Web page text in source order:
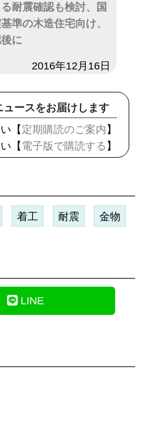
耐震確認も検討、国
準の木造住宅向け、
に
2016年12月16日
ースをお届けします
【 定期購読のご案内 】
【 電子版で購読する 】
着工 耐震 金物
LINE